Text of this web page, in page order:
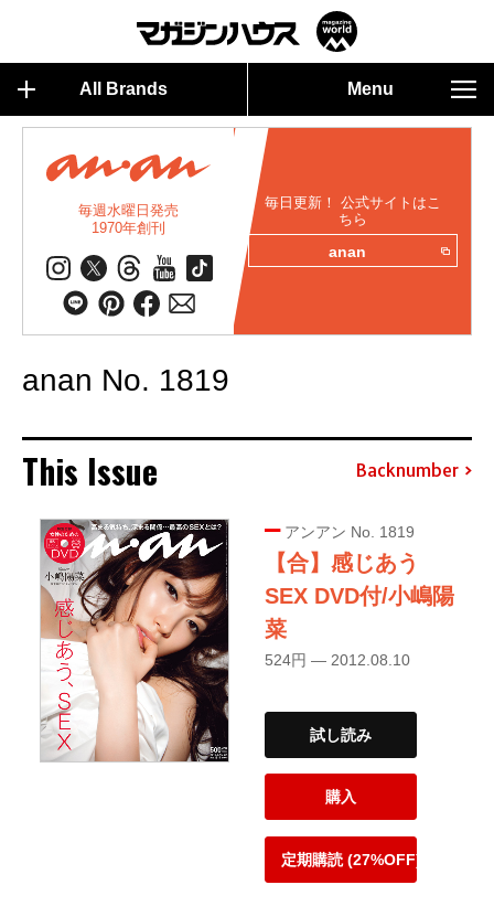
All Brands Menu
毎週水曜日発売
1970年創刊
毎日更新！ 公式サイトはこ
ちら
anan
anan No. 1819
This Issue Backnumber
アンアン No. 1819
【合】感じあう
SEX DVD付/小嶋陽
菜
524円 — 2012.08.10
試し読み
購入
定期購読 (27%OFF)